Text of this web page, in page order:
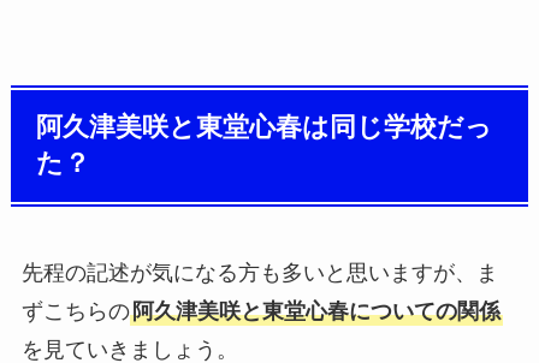
阿久津美咲と東堂心春は同じ学校だっ
た？
先程の記述が気になる方も多いと思いますが、ま
ずこちらの阿久津美咲と東堂心春についての関係
を見ていきましょう。